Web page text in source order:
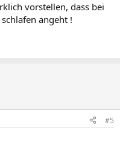
vorstellen, dass bei
angeht !
#5